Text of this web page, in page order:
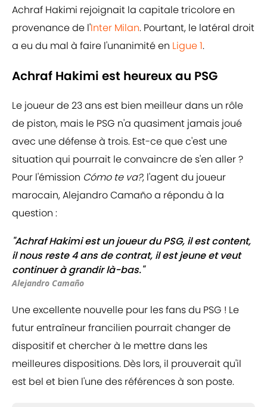
Achraf Hakimi rejoignait la capitale tricolore en
provenance de l'Inter Milan. Pourtant, le latéral droit
a eu du mal à faire l'unanimité en Ligue 1.
Achraf Hakimi est heureux au PSG
Le joueur de 23 ans est bien meilleur dans un rôle
de piston, mais le PSG n'a quasiment jamais joué
avec une défense à trois. Est-ce que c'est une
situation qui pourrait le convaincre de s'en aller ?
Pour l'émission Cómo te va?, l'agent du joueur
marocain, Alejandro Camaño a répondu à la
question :
"Achraf Hakimi est un joueur du PSG, il est content,
il nous reste 4 ans de contrat, il est jeune et veut
continuer à grandir là-bas."
Alejandro Camaño
Une excellente nouvelle pour les fans du PSG ! Le
futur entraîneur francilien pourrait changer de
dispositif et chercher à le mettre dans les
meilleures dispositions. Dès lors, il prouverait qu'il
est bel et bien l'une des références à son poste.